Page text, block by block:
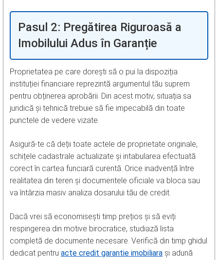
Pasul 2: Pregătirea Riguroasă a
Imobilului Adus în Garanție
Proprietatea pe care dorești să o pui la dispoziția
instituției financiare reprezintă argumentul tău suprem
pentru obținerea aprobării. Din acest motiv, situația sa
juridică și tehnică trebuie să fie impecabilă din toate
punctele de vedere vizate.
Asigură-te că deții toate actele de proprietate originale,
schițele cadastrale actualizate și intabularea efectuată
corect în cartea funciară curentă. Orice inadvență între
realitatea din teren și documentele oficiale va bloca sau
va întârzia masiv analiza dosarului tău de credit.
Dacă vrei să economisești timp prețios și să eviți
respingerea din motive birocratice, studiază lista
completă de documente necesare. Verifică din timp ghidul
dedicat pentruacte credit garantie imobiliara și adună